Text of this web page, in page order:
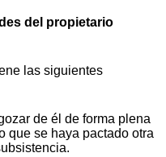
del propietario
las siguientes
de él de forma plena
que se haya pactado otra